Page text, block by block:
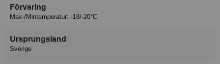
Förvaring
Max-/Mintemperatur: -18/-20°C
Ursprungsland
Sverige